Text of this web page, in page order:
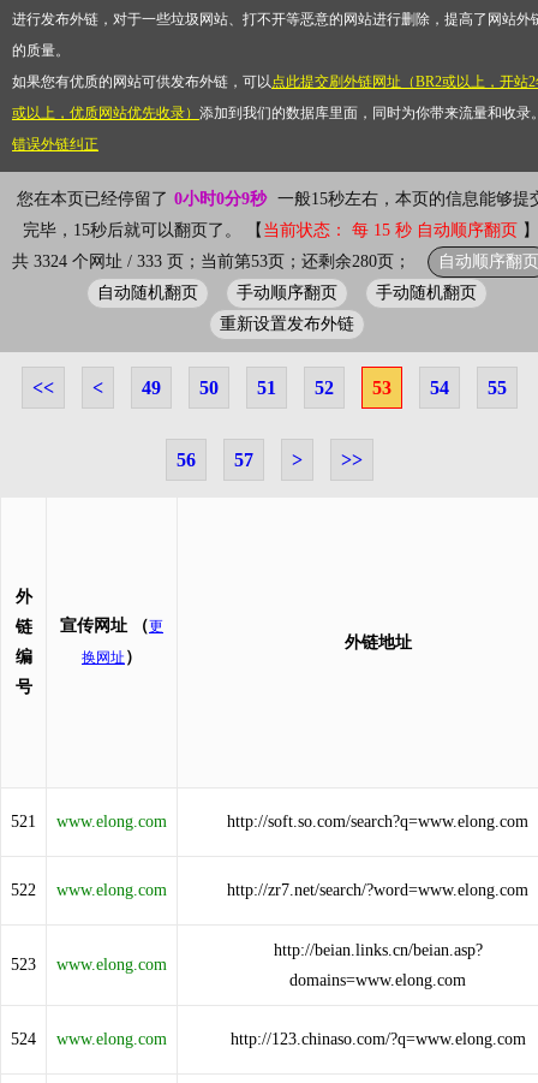
进行发布外链，对于一些垃圾网站、打不开等恶意的网站进行删除，提高了网站外
的质量。
如果您有优质的网站可供发布外链，可以点此提交刷外链网址（BR2或以上，开站
或以上，优质网站优先收录） 添加到我们的数据库里面，同时为你带来流量和收录
错误外链纠正
您在本页已经停留了 0小时0分9秒
一般15秒左右，本页的信息能够提
完毕，15秒后就可以翻页了。 【 当前状态： 每 15 秒 自动顺序翻页 】
共 3324 个网址 / 333 页；当前第53页；还剩余280页；
自动顺序翻页
自动随机翻页
手动顺序翻页
手动随机翻页
重新设置发布外链
<< < 49 50 51 52 53 54 55
56 57 > >>
外
链
编
号
宣传网址 （更
换网址 ）
外链地址
521 www.elong.com http://soft.so.com/search?q=www.elong.com
522 www.elong.com http://zr7.net/search/?word=www.elong.com
523 www.elong.com
http://beian.links.cn/beian.asp?
domains=www.elong.com
524 www.elong.com http://123.chinaso.com/?q=www.elong.com